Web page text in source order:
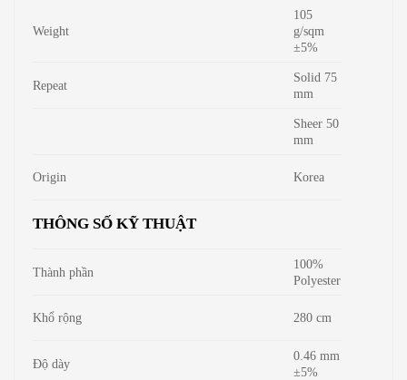
Weight
105
g/sqm
±5%
Repeat
Solid 75
mm
Sheer 50
mm
Origin Korea
THÔNG SỐ KỸ THUẬT
Thành phần
100%
Polyester
Khổ rộng 280 cm
Độ dày
0.46 mm
±5%